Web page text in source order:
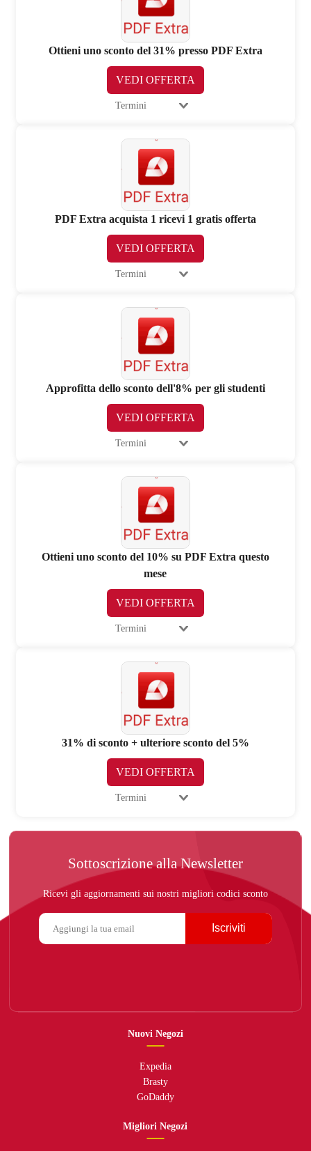
Ottieni uno sconto del 31% presso PDF Extra
VEDI OFFERTA
Termini
PDF Extra acquista 1 ricevi 1 gratis offerta
VEDI OFFERTA
Termini
Approfitta dello sconto dell'8% per gli studenti
VEDI OFFERTA
Termini
Ottieni uno sconto del 10% su PDF Extra questo
mese
VEDI OFFERTA
Termini
31% di sconto + ulteriore sconto del 5%
VEDI OFFERTA
Termini
Sottoscrizione alla Newsletter
Ricevi gli aggiornamenti sui nostri migliori codici sconto
Iscriviti
Nuovi Negozi
Expedia
Brasty
GoDaddy
Migliori Negozi